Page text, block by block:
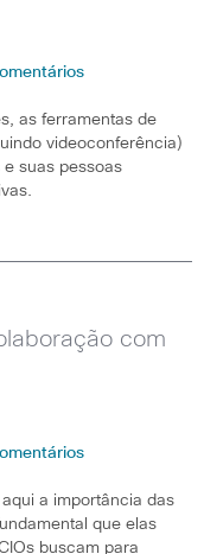
as ferramentas de
videoconferência)
suas pessoas
com
a importância das
que elas
buscam para